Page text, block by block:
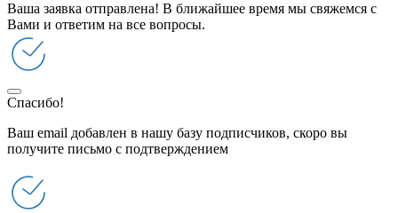
Ваша заявка отправлена! В ближайшее время мы свяжемся с
Вами и ответим на все вопросы.
Спасибо!
Ваш email добавлен в нашу базу подписчиков, скоро вы
получите письмо с подтверждением